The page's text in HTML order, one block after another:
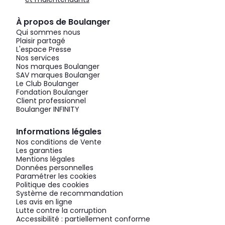
À propos de Boulanger
Qui sommes nous
Plaisir partagé
L'espace Presse
Nos services
Nos marques Boulanger
SAV marques Boulanger
Le Club Boulanger
Fondation Boulanger
Client professionnel
Boulanger INFINITY
Informations légales
Nos conditions de Vente
Les garanties
Mentions légales
Données personnelles
Paramétrer les cookies
Politique des cookies
Système de recommandation
Les avis en ligne
Lutte contre la corruption
Accessibilité : partiellement conforme